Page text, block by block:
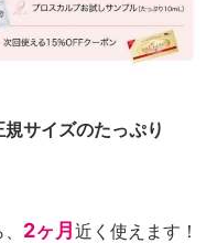
規サイズのたっぷり
2ヶ月近く使えます！